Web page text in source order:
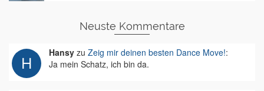
Neuste Kommentare
Hansy zu Zeig mir deinen besten Dance Move!:
Ja mein Schatz, ich bin da.